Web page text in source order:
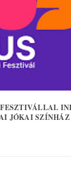
JÓKAI SZÍNHÁZ